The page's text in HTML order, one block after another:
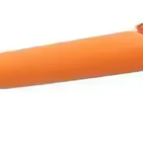
ve konforuyla öne çıkar.
Koruma ve Konfor Sunan
karşı etkin koruma sağlar,
Koruma ve Konfor
ses izolasyonu ve ergonomik